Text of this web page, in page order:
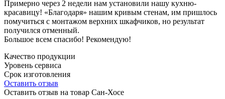
Примерно через 2 недели нам установили нашу кухню-
красавицу! «Благодаря» нашим кривым стенам, им пришлось
помучиться с монтажом верхних шкафчиков, но результат
получился отменный.
Большое всем спасибо! Рекомендую!
Качество продукции
Уровень сервиса
Срок изготовления
Оставить отзыв
Оставить отзыв на товар Сан-Хосе